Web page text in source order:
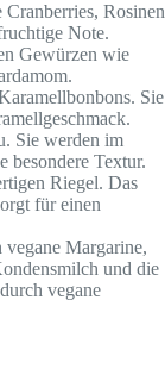
Rosinen
Note.
Gewürzen wie
Sie
Sie werden im
besondere Textur.
Riegel. Das
für einen
Margarine,
und die
vegane